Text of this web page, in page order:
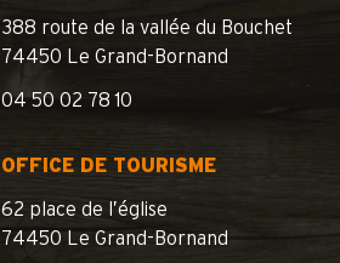
388 route de la vallée du Bouchet
74450 Le Grand-Bornand
04 50 02 78 10
OFFICE DE TOURISME
62 place de l’église
74450 Le Grand-Bornand